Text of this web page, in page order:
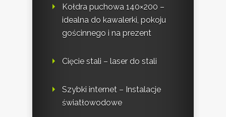
Kołdra puchowa 140×200 –
idealna do kawalerki, pokoju
gościnnego i na prezent
Cięcie stali – laser do stali
Szybki internet – Instalacje
światłowodowe